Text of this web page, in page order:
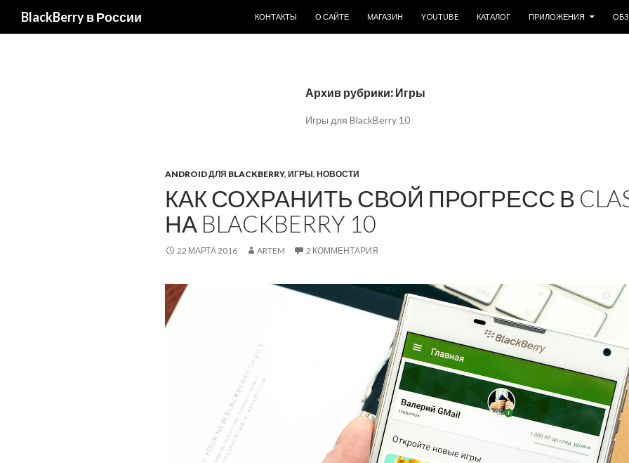
BlackBerry в России
КОНТАКТЫ
О САЙТЕ МАГАЗИН YOUTUBE КАТАЛОГ ПРИЛОЖЕНИЯ
Архив рубрики: Игры
Игры для BlackBerry 10
ANDROID ДЛЯ BLACKBERRY, ИГРЫ, НОВОСТИ
КАК СОХРАНИТЬ СВОЙ ПРОГРЕСС В
НА BLACKBERRY 10
22 МАРТА 2016 ARTEM 2 КОММЕНТАРИЯ